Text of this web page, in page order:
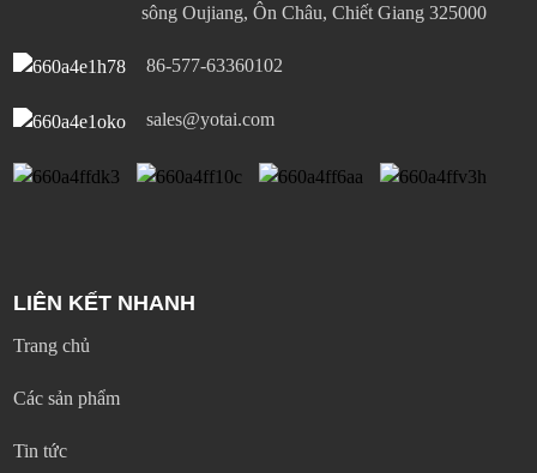
sông Oujiang, Ôn Châu, Chiết Giang 325000
86-577-63360102
sales@yotai.com
LIÊN KẾT NHANH
Trang chủ
Các sản phẩm
Tin tức